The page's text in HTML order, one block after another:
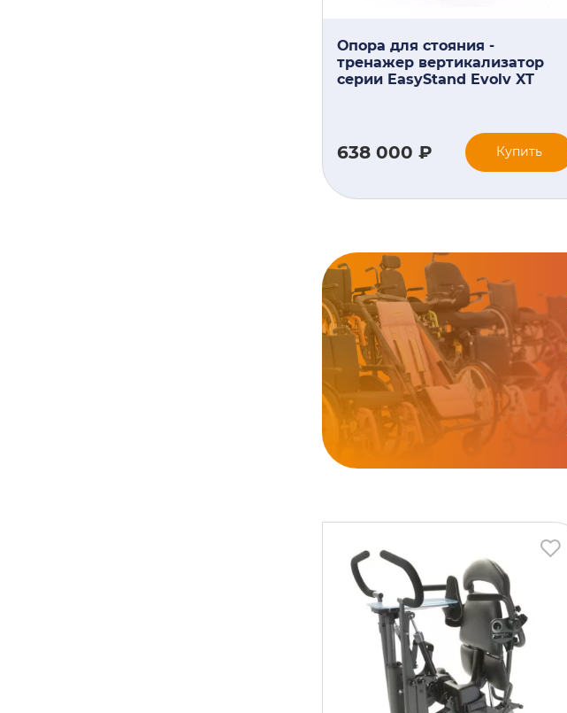
Опора для стояния -
тренажер вертикализатор
серии EasyStand Evolv XT
638 000 ₽ Купить